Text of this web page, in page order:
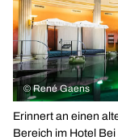
© René Gaens
Erinnert an einen
Bereich im Hotel